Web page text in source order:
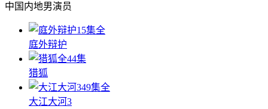
中国内地男演员
15集全
庭外辩护
全44集
猎狐
49集全
大江大河3